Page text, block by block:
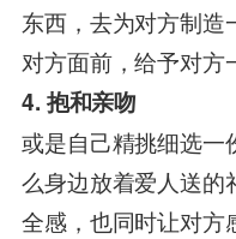
东西，去为对方制造
对方面前，给予对方
4. 抱和亲吻
或是自己精挑细选一
么身边放着爱人送的
全感，也同时让对方